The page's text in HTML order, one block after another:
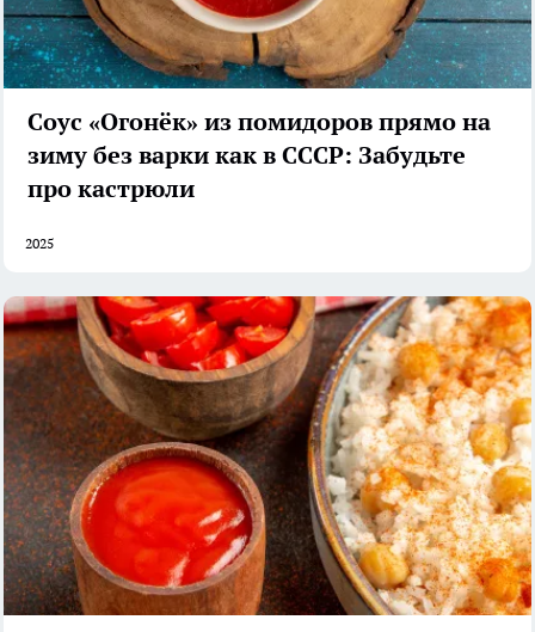
Соус «Огонёк» из помидоров прямо на
зиму без варки как в СССР: Забудьте
про кастрюли
2025